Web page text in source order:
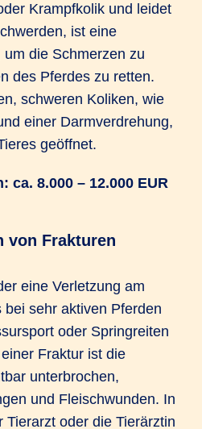
Krampfkolik und leidet
ist eine
die Schmerzen zu
des Pferdes zu retten.
schweren Koliken, wie
einer Darmverdrehung,
geöffnet.
ca. 8.000 – 12.000 EUR
von Frakturen
eine Verletzung am
sehr aktiven Pferden
oder Springreiten
Fraktur ist die
unterbrochen,
und Fleischwunden. In
Tierarzt oder die Tierärztin